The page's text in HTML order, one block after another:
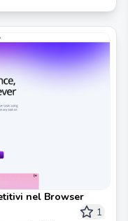
nel Browser
1